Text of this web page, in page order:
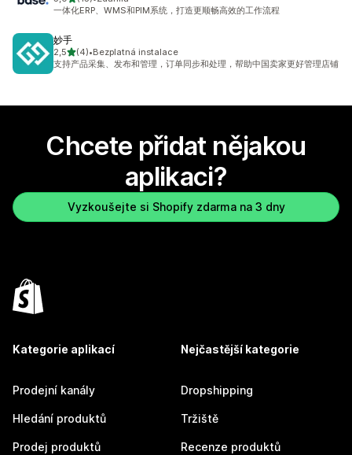
Celkový počet recenzí: 15
一体化ERP、WMS和PIM系统，打造更顺畅高效的工作流程
妙手
2,5z 5 hvězd
(4)
Celkový počet recenzí: 4
•Bezplatná instalace
支持产品采集、发布和管理，订单同步和处理，帮助中国卖家更好管理店铺
Chcete přidat nějakou
aplikaci?
Vyzkoušejte si Shopify zdarma na 3 dny
Kategorie aplikací
Prodejní kanály
Hledání produktů
Prodej produktů
Nejčastější kategorie
Dropshipping
Tržiště
Recenze produktů